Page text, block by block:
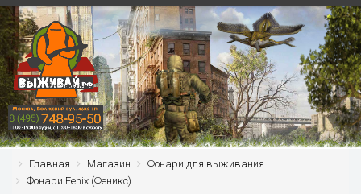
Главная Магазин
Фонари для выживания
Фонари Fenix (Феникс)